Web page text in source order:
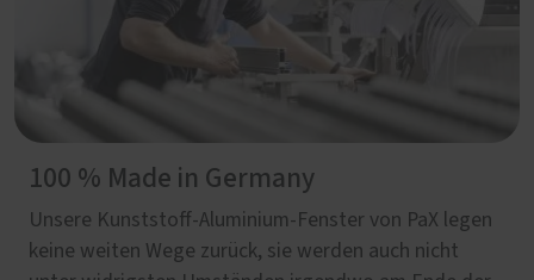
100 % Made in Germany
Unsere Kunststoff-Aluminium-Fenster von PaX legen
keine weiten Wege zurück, sie werden auch nicht